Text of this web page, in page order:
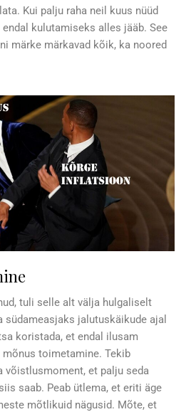
Kui palju raha neil kuus nüüd
kulutamiseks alles jääb. See
märke märkavad kõik, ka noored
tuli selle alt välja hulgaliselt
jalutuskäikude ajal
koristada, et endal ilusam
toimetamine. Tekib
võistlusmoment, et palju seda
saab. Peab ütlema, et eriti äge
mõtlikuid nägusid. Mõte, et